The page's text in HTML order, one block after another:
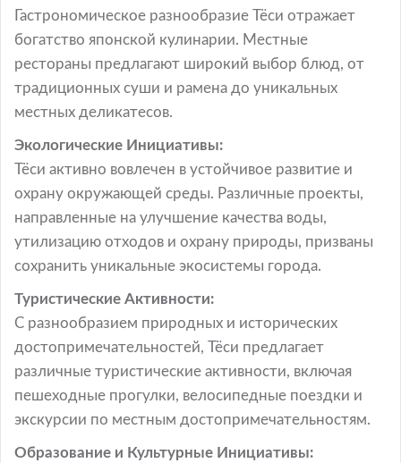
Гастрономическое разнообразие Тёси отражает
богатство японской кулинарии. Местные
рестораны предлагают широкий выбор блюд, от
традиционных суши и рамена до уникальных
местных деликатесов.
Экологические Инициативы:
Тёси активно вовлечен в устойчивое развитие и
охрану окружающей среды. Различные проекты,
направленные на улучшение качества воды,
утилизацию отходов и охрану природы, призваны
сохранить уникальные экосистемы города.
Туристические Активности:
С разнообразием природных и исторических
достопримечательностей, Тёси предлагает
различные туристические активности, включая
пешеходные прогулки, велосипедные поездки и
экскурсии по местным достопримечательностям.
Образование и Культурные Инициативы: